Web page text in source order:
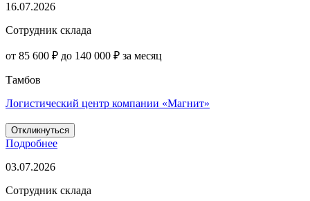
16.07.2026
Сотрудник склада
от 85 600 ₽ до 140 000 ₽ за месяц
Тамбов
Логистический центр компании «Магнит»
Откликнуться
Подробнее
03.07.2026
Cотрудник склада